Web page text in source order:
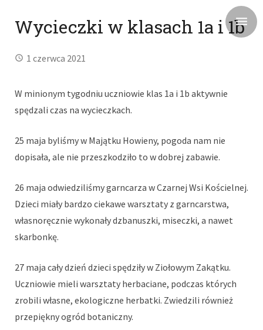
Wycieczki w klasach 1a i 1b
1 czerwca 2021
W minionym tygodniu uczniowie klas 1a i 1b aktywnie
spędzali czas na wycieczkach.
25 maja byliśmy w Majątku Howieny, pogoda nam nie
dopisała, ale nie przeszkodziło to w dobrej zabawie.
26 maja odwiedziliśmy garncarza w Czarnej Wsi Kościelnej.
Dzieci miały bardzo ciekawe warsztaty z garncarstwa,
własnoręcznie wykonały dzbanuszki, miseczki, a nawet
skarbonkę.
27 maja cały dzień dzieci spędziły w Ziołowym Zakątku.
Uczniowie mieli warsztaty herbaciane, podczas których
zrobili własne, ekologiczne herbatki. Zwiedzili również
przepiękny ogród botaniczny.